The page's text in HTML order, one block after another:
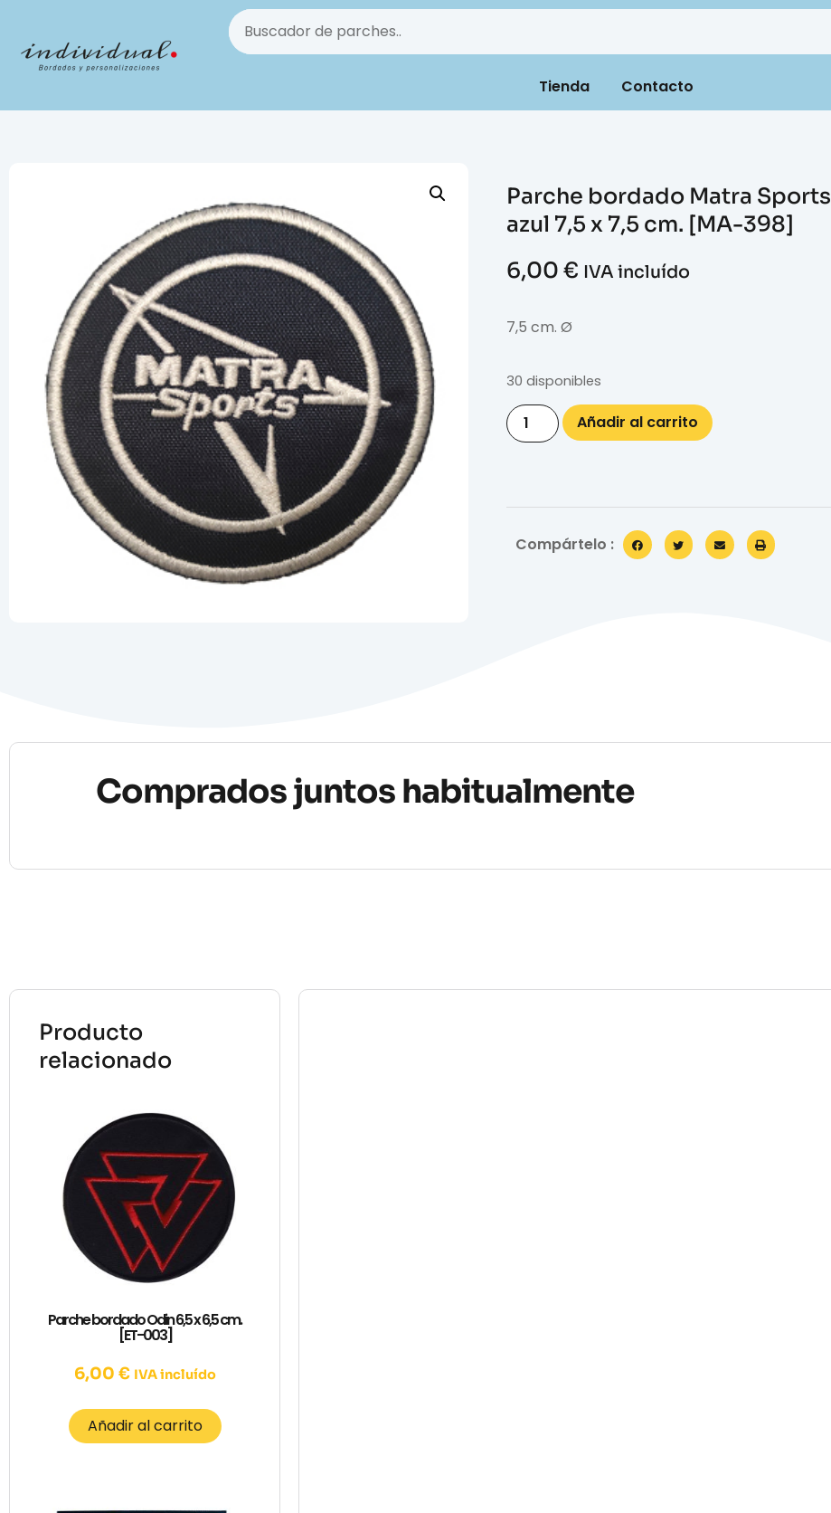
Tienda Contacto
Parche bordado Matra Sports
azul 7,5 x 7,5 cm. [MA-398]
6,00 € IVA incluído
7,5 cm. Ø
30 disponibles
Añadir al carrito
Compártelo :
Comprados juntos habitualmente
Producto
relacionado
Parche bordado Odin 6,5 x 6,5 cm.
[ET-003]
6,00 € IVA incluído
Añadir al carrito